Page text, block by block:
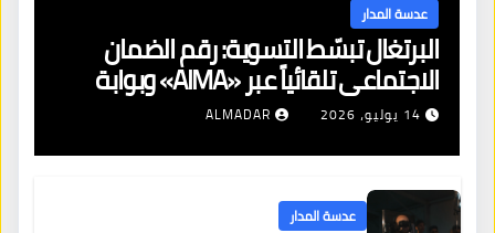
عدسة المدار
البرتغال تبسّط التسوية: رقم الضمان
الاجتماعي تلقائياً عبر «AIMA» وبوابة
جديدة لتجديد الإقامات
14 يوليو، 2026 ALMADAR
عدسة المدار